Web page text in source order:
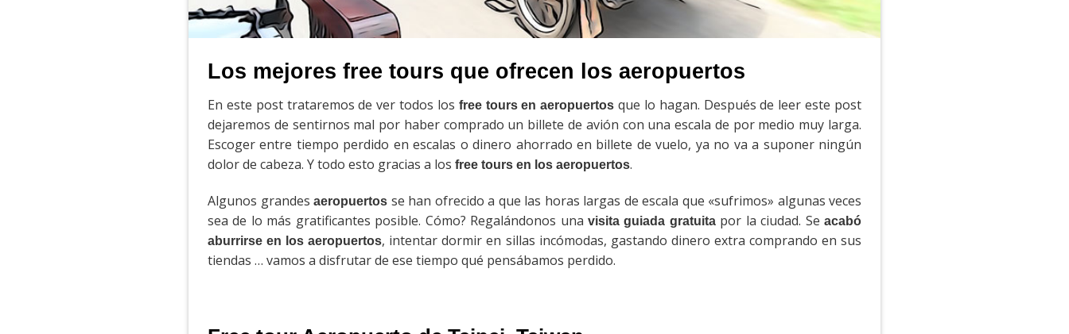
Los mejores free tours que ofrecen los aeropuertos
En este post trataremos de ver todos los free tours en aeropuertos que lo hagan. Después de leer este post
dejaremos de sentirnos mal por haber comprado un billete de avión con una escala de por medio muy larga.
Escoger entre tiempo perdido en escalas o dinero ahorrado en billete de vuelo, ya no va a suponer ningún
dolor de cabeza. Y todo esto gracias a los free tours en los aeropuertos.
Algunos grandes aeropuertos se han ofrecido a que las horas largas de escala que «sufrimos» algunas veces
sea de lo más gratificantes posible. Cómo? Regalándonos una visita guiada gratuitapor la ciudad. Se acabó
aburrirse en los aeropuertos, intentar dormir en sillas incómodas, gastando dinero extra comprando en sus
tiendas … vamos a disfrutar de ese tiempo qué pensábamos perdido.